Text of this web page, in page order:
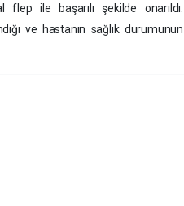
ile başarılı şekilde onarıldı.
ve hastanın sağlık durumunun